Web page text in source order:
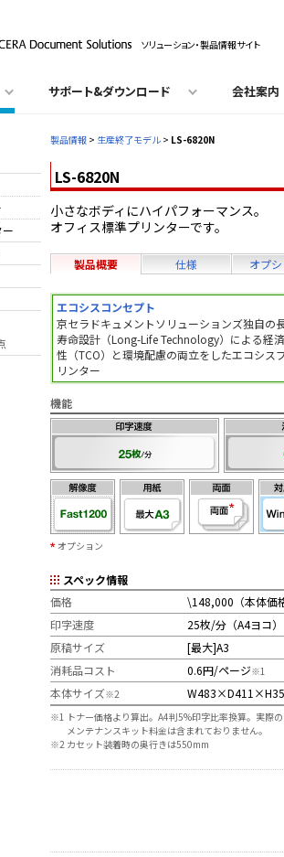
ソリューション・製品情報サイト
サポート&ダウンロード 会社案内
製品情報> 生産終了モデル> LS-6820N
LS-6820N
小さなボディにハイパフォーマンス。
オフィス標準プリンターです。
製品概要 仕様 オプ
エコシスコンセプト
京セラドキュメントソリューションズ独自の
寿命設計（Long-Life Technology）による経済
性（TCO）と環境配慮の両立をしたエコシス
リンター
機能
オプション
スペック情報
価格
\148,000（本体価
印字速度
25枚/分（A4ヨコ）
原稿サイズ
[最大]A3
消耗品コスト
0.6円/ページ※1
本体サイズ※2
※1 トナー価格より算出。A4判5%印字比率換算。実際
メンテナンスキット料金は含まれておりません。
※2 カセット装着時の奥行きは550mm